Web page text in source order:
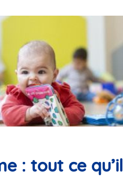
: tout ce qu’il